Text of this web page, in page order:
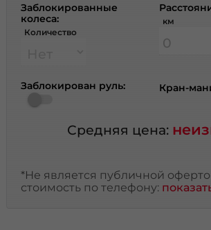
Заблокированные
колеса:
Количество
км
Заблокирован руль: Кран-
Средняя цена:
*Не является публичной
стоимость по телефону: